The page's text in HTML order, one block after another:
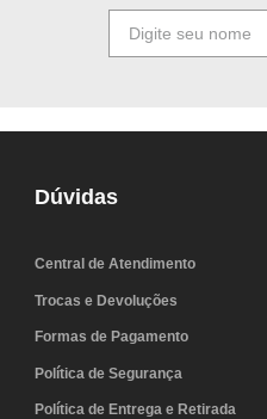
Dúvidas
Central de Atendimento
Trocas e Devoluções
Formas de Pagamento
Política de Segurança
Política de Entrega e Retirada